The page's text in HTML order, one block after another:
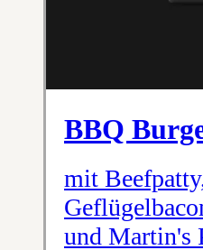
BBQ
mit
und Martin's